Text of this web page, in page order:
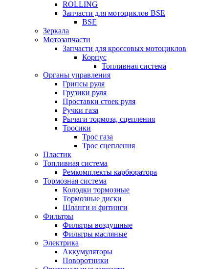
ROLLING
Запчасти для мотоциклов BSE
BSE
Зеркала
Мотозапчасти
Запчасти для кроссовых мотоциклов
Корпус
Топливная система
Органы управления
Грипсы руля
Грузики руля
Проставки стоек руля
Ручки газа
Рычаги тормоза, сцепления
Тросики
Трос газа
Трос сцепления
Пластик
Топливная система
Ремкомплекты карбюратора
Тормозная система
Колодки тормозные
Тормозные диски
Шланги и фитинги
Фильтры
Фильтры воздушные
Фильтры масляные
Электрика
Аккумуляторы
Поворотники